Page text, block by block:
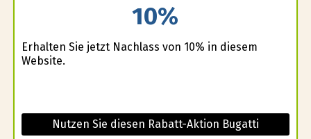
10%
Erhalten Sie jetzt Nachlass von 10% in diesem
Website.
Nutzen Sie diesen Rabatt-Aktion Bugatti